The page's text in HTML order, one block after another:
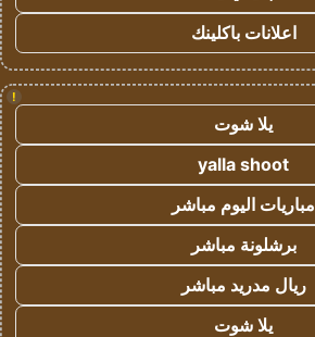
اعلانات باكلينك
!
يلا شوت
yalla shoot
مباريات اليوم مباشر
برشلونة مباشر
ريال مدريد مباشر
يلا شوت